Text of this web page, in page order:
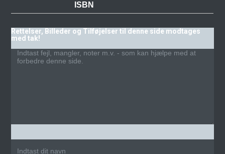
ISBN
Rettelser, Billeder og Tilføjelser til denne side modtages
med tak!